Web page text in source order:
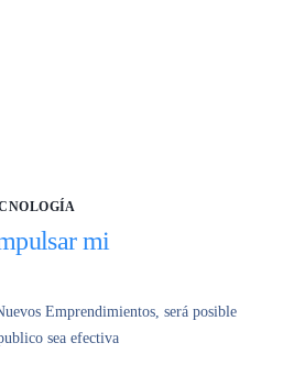
mi
Emprendimientos, será posible
sea efectiva